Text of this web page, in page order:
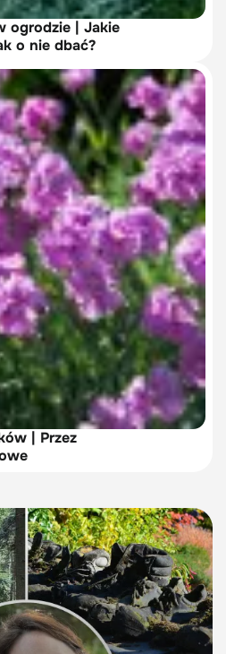
ogrodzie | Jakie
o nie dbać?
| Przez